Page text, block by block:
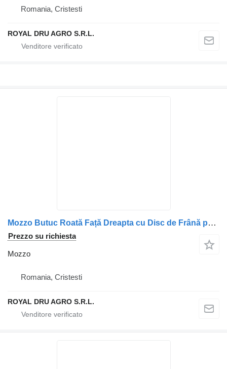
Romania, Cristesti
ROYAL DRU AGRO S.R.L.
Mozzo Butuc Roată Față Dreapta cu Disc de Frână per camion DAF 1391615 1697346 1388905 1640561 1812563
Prezzo su richiesta
Mozzo
Romania, Cristesti
ROYAL DRU AGRO S.R.L.